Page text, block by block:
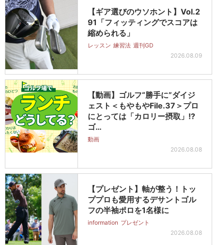
【ギア選びのウソホント】Vol.2
91「フィッティングでスコアは
縮められる」
レッスン 練習法 週刊GD
2026.08.09
【動画】ゴルフ“勝手に”ダイジ
ェスト＜もやもやFile.37＞プロ
にとっては「カロリー摂取」!?
ゴ…
動画
2026.08.08
【プレゼント】軸が整う！トッ
ププロも愛用するデサントゴル
フの半袖ポロを1名様に
information プレゼント
2026.08.08